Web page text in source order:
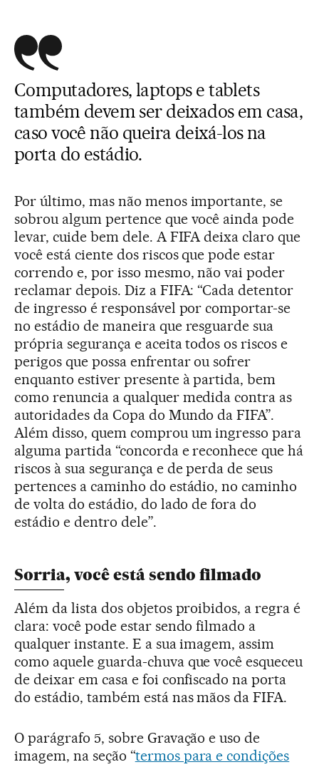
Computadores, laptops e tablets
também devem ser deixados em casa,
caso você não queira deixá-los na
porta do estádio.
Por último, mas não menos importante, se
sobrou algum pertence que você ainda pode
levar, cuide bem dele. A FIFA deixa claro que
você está ciente dos riscos que pode estar
correndo e, por isso mesmo, não vai poder
reclamar depois. Diz a FIFA: “Cada detentor
de ingresso é responsável por comportar-se
no estádio de maneira que resguarde sua
própria segurança e aceita todos os riscos e
perigos que possa enfrentar ou sofrer
enquanto estiver presente à partida, bem
como renuncia a qualquer medida contra as
autoridades da Copa do Mundo da FIFA”.
Além disso, quem comprou um ingresso para
alguma partida “concorda e reconhece que há
riscos à sua segurança e de perda de seus
pertences a caminho do estádio, no caminho
de volta do estádio, do lado de fora do
estádio e dentro dele”.
Sorria, você está sendo filmado
Além da lista dos objetos proibidos, a regra é
clara: você pode estar sendo filmado a
qualquer instante. E a sua imagem, assim
como aquele guarda-chuva que você esqueceu
de deixar em casa e foi confiscado na porta
do estádio, também está nas mãos da FIFA.
O parágrafo 5, sobre Gravação e uso de
imagem, na seção “termos para e condições